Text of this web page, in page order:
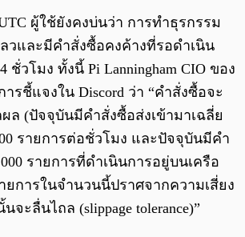
ผู้ใช้ยังคงบ่นว่า การทำธุรกรรม
วและมีคำสั่งซื้อคงค้างที่รอดำเนิน
ชั่วโมง ทั้งนี้ Pi Lanningham CIO ของ
ารชี้แจงใน Discord ว่า “คำสั่งซื้อจะ
ล (ปัจจุบันมีคำสั่งซื้อส่งเข้ามาเฉลี่ย
รายการต่อชั่วโมง และปัจจุบันมีคำ
รายการที่ดำเนินการอยู่บนเครือ
ยการในจำนวนนี้ปราศจากความเสี่ยง
ะลื่นไถล (slippage tolerance)”